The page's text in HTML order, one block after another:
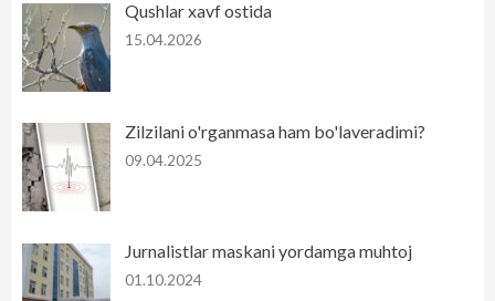
Qushlar xavf ostida
15.04.2026
Zilzilani o'rganmasa ham bo'laveradimi?
09.04.2025
Jurnalistlar maskani yordamga muhtoj
01.10.2024